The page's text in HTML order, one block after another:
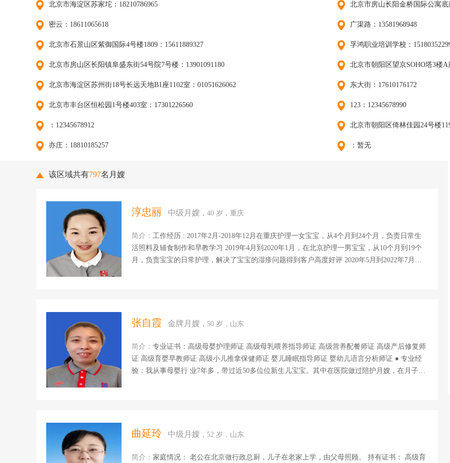
北京市海淀区苏家坨：18210786965 北京市房山长阳金桥国际公寓底
密云：18611065618 广渠路：13581968948
北京市石景山区紫御国际4号楼1809：15611889327 孚鸿职业培训学校：
北京市房山区长阳镇阜盛东街54号院7号楼：13901091180 北京市朝阳区望京SOHO塔3楼A
北京市海淀区苏州街18号长远天地B1座1102室：01051626062 东大街：17610176172
北京市丰台区恒松园1号楼403室：17301226560 123：12345678990
：12345678912 北京市朝阳区倚林佳园24号楼
亦庄：18810185257 ：暂无
该区域共有797名月嫂
淳忠丽 中级月嫂 ，40 岁，重庆
简介： 工作经历 : 2017年2月-2018年12月在重庆护理一女宝宝，从4个月到24个月，负责日常生
活照料及辅食制作和早教学习 2019年4月到2020年1月，在北京护理一男宝宝，从10个月到19个
月，负责宝宝的日常护理，解决了宝宝的湿疹问题得到客户高度好评 2020年5月到2022年7月在
张自霞 金牌月嫂 ，50 岁，山东
简介： 专业证书：高级母婴护理师证 高级母乳喂养指导师证 高级营养配餐师证 高级产后修复师
证 高级育婴早教师证 高级小儿推拿保健师证 婴儿睡眠指导师证 婴幼儿语言分析师证 ● 专业经
验：我从事母婴行 业7年多，带过近50多位位新生儿宝宝。其中在医院做过陪护月嫂，在月子会
养，宝妈妈产褥的期陪护照料，伤口消毒，绑腹带及产后恢复协助与指导。 烹饪技能：擅长营
曲延玲 中级月嫂 ，52 岁，山东
简介： 家庭情况： 老公在北京做行政总厨，儿子在老家上学，由父母照顾。 持有证书： 高级育